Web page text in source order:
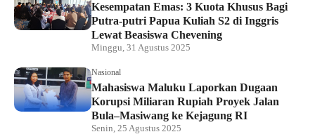
Kesempatan Emas: 3 Kuota Khusus Bagi
Putra-putri Papua Kuliah S2 di Inggris
Lewat Beasiswa Chevening
Minggu, 31 Agustus 2025
Nasional
Mahasiswa Maluku Laporkan Dugaan
Korupsi Miliaran Rupiah Proyek Jalan
Bula–Masiwang ke Kejagung RI
Senin, 25 Agustus 2025